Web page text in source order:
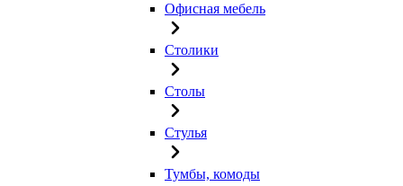
Офисная мебель
Столики
Столы
Стулья
Тумбы, комоды